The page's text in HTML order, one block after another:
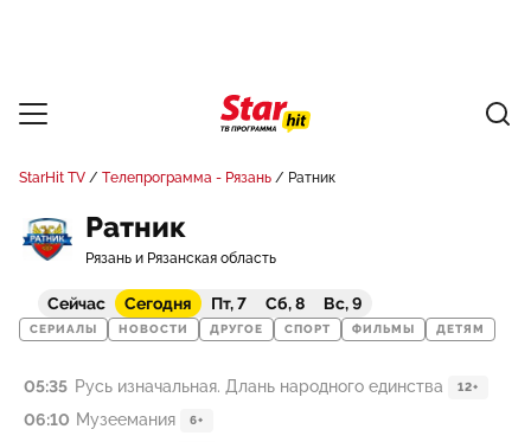
StarHit TV Телепрограмма - Рязань Ратник
Ратник
Рязань и Рязанская область
Сейчас Сегодня Пт, 7 Сб, 8 Вс, 9
СЕРИАЛЫ НОВОСТИ ДРУГОЕ СПОРТ ФИЛЬМЫ ДЕТЯМ
05:35 Русь изначальная. Длань народного единства 12+
06:10 Музеемания 6+